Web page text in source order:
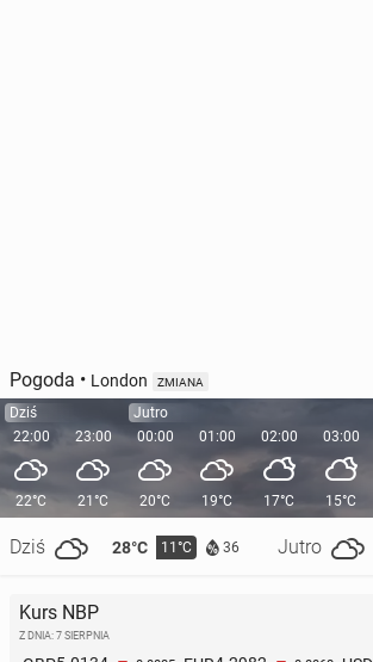
Pogoda • London ZMIANA
Dziś
22:00
22°C
Dziś 28°C 11°C 36 Jutro
23:00
21°C
Jutro
00:00
20°C
01:00
19°C
02:00
17°C
03:00
15°C
Kurs NBP
Z DNIA: 7 SIERPNIA